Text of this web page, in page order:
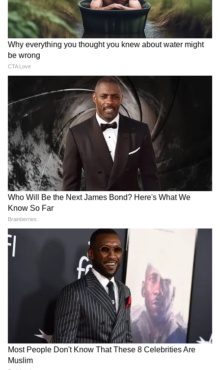
इसरो ने कोई भी लॉन्च मिशन नहीं किया है। GSLV लॉन्च
के लिए तैयार है, लेकिन उसकी लॉन्चिंग की तारीख आगे
बढ़ती जा रही है। देश के गौरव से जुड़े गगनयान मिशन का
पहला मानवरहित मिशन भी लेट हो रहा है। अब इन सब
चीज़ों को पटरी पर लाने की भारी ज़िम्मेदारी नई टीम के
न लालबत्ती, न पुलिस, न
काफिला...सबकुछ छोड़ बाइक पर
कहां निकल पड़े MP के CM मोहन
यादव?
Houthi Attack: यमन के हूतियों
का सऊदी अरामको पर फिर हमला,
ड्रोन से रिफाइनरी को बनाया निशाना
Assam Floods: असम में बाढ़ की
नई लहर से हाहाकार, कार्बी में रेलवे
ट्रैक तक डूबा, जनजीवन प्रभावित
'मैं वापस लौटकर आऊंगा...' धर्मेंद्र
प्रधान के बयान के पीछे क्या है बड़ा
प्लान? PM मोदी से भी हुई बात
'राष्ट्रपति पुलिस कलर' पुरस्कार समारोह में पहुंचे
Amit Shah , नजारा ऐसा की नहीं हटेंगी निगाहें
Rahul Gandhi Prayagraj Speech:
Chhatron Ki Goonj में ऐसा क्या बोले राहुल,